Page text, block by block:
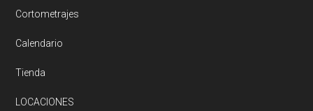
Cortometrajes
Calendario
Tienda
LOCACIONES